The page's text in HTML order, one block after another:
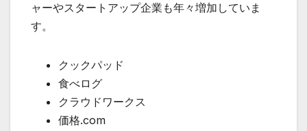
ャーやスタートアップ企業も年々増加していま
す。
クックパッド
食べログ
クラウドワークス
価格.com